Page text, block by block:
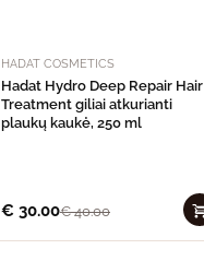
HADAT COSMETICS
Hadat Hydro Deep Repair Hair
Treatment giliai atkurianti
plaukų kaukė, 250 ml
€ 30.00€40.00